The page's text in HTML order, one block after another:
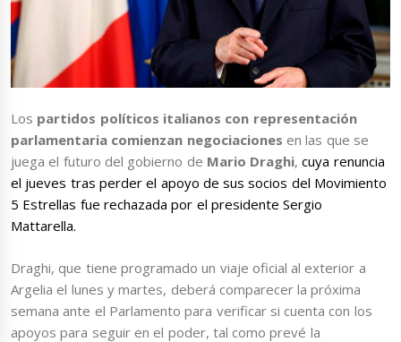
Los partidos políticos italianos con representación
parlamentaria comienzan negociaciones en las que se
juega el futuro del gobierno de Mario Draghi, cuya renuncia
el jueves tras perder el apoyo de sus socios del Movimiento
5 Estrellas fue rechazada por el presidente Sergio
Mattarella.
Draghi, que tiene programado un viaje oficial al exterior a
Argelia el lunes y martes, deberá comparecer la próxima
semana ante el Parlamento para verificar si cuenta con los
apoyos para seguir en el poder, tal como prevé la